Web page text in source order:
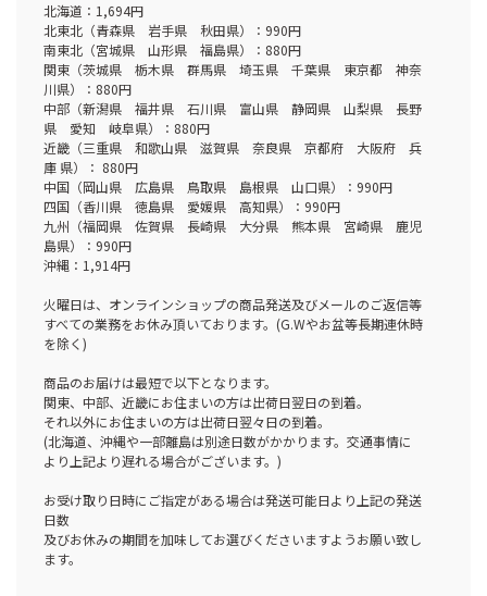
北海道：1,694円
北東北（青森県 岩手県 秋田県）：990円
南東北（宮城県 山形県 福島県）：880円
関東（茨城県 栃木県 群馬県 埼玉県 千葉県 東京都 神奈
川県）：880円
中部（新潟県 福井県 石川県 富山県 静岡県 山梨県 長野
県 愛知 岐阜県）：880円
近畿（三重県 和歌山県 滋賀県 奈良県 京都府 大阪府 兵
庫 県）： 880円
中国（岡山県 広島県 鳥取県 島根県 山口県）：990円
四国（香川県 徳島県 愛媛県 高知県）：990円
九州（福岡県 佐賀県 長崎県 大分県 熊本県 宮崎県 鹿児
島県）：990円
沖縄：1,914円
火曜日は、オンラインショップの商品発送及びメールのご返信等
すべての業務をお休み頂いております。(G.Wやお盆等長期連休時
を除く)
商品のお届けは最短で以下となります。
関東、中部、近畿にお住まいの方は出荷日翌日の到着。
それ以外にお住まいの方は出荷日翌々日の到着。
(北海道、沖縄や一部離島は別途日数がかかります。交通事情に
より上記より遅れる場合がございます。)
お受け取り日時にご指定がある場合は発送可能日より上記の発送
日数
及びお休みの期間を加味してお選びくださいますようお願い致し
ます。